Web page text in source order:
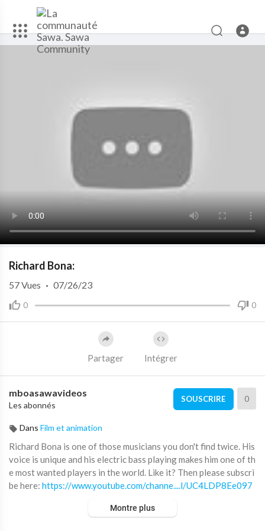
Richard Bona:
0 0
57Vues · 07/26/23
Partager Intégrer
mboasawavideos
Les abonnés
SOUSCRIRE 0
Dans Film et animation
Richard Bona is one of those musicians you don't find twice. His
voice is unique and his electric bass playing makes him one of th
e most wanted players in the world. Like it? Then please subscri
be here: https://www.youtube.com/channe....l/UC4LDP8Ee097
Montre plus